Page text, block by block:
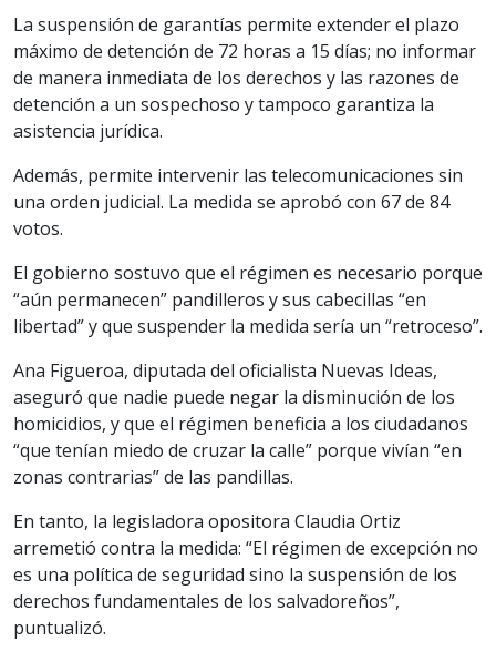
La suspensión de garantías permite extender el plazo
máximo de detención de 72 horas a 15 días; no informar
de manera inmediata de los derechos y las razones de
detención a un sospechoso y tampoco garantiza la
asistencia jurídica.
Además, permite intervenir las telecomunicaciones sin
una orden judicial. La medida se aprobó con 67 de 84
votos.
El gobierno sostuvo que el régimen es necesario porque
“aún permanecen” pandilleros y sus cabecillas “en
libertad” y que suspender la medida sería un “retroceso”.
Ana Figueroa, diputada del oficialista Nuevas Ideas,
aseguró que nadie puede negar la disminución de los
homicidios, y que el régimen beneficia a los ciudadanos
“que tenían miedo de cruzar la calle” porque vivían “en
zonas contrarias” de las pandillas.
En tanto, la legisladora opositora Claudia Ortiz
arremetió contra la medida: “El régimen de excepción no
es una política de seguridad sino la suspensión de los
derechos fundamentales de los salvadoreños”,
puntualizó.